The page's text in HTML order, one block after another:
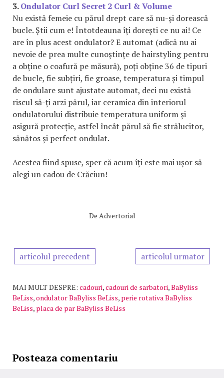
3.Ondulator Curl Secret 2 Curl & Volume
Nu există femeie cu părul drept care să nu-și dorească
bucle. Știi cum e! Întotdeauna îți dorești ce nu ai! Ce
are în plus acest ondulator? E automat (adică nu ai
nevoie de prea multe cunoștințe de hairstyling pentru
a obține o coafură pe măsură), poți obține 36 de tipuri
de bucle, fie subțiri, fie groase, temperatura și timpul
de ondulare sunt ajustate automat, deci nu există
riscul să-ți arzi părul, iar ceramica din interiorul
ondulatorului distribuie temperatura uniform și
asigură protecție, astfel încât părul să fie strălucitor,
sănătos și perfect ondulat.
Acestea fiind spuse, sper că acum îți este mai ușor să
alegi un cadou de Crăciun!
De Advertorial
articolul precedent articolul urmator
MAI MULT DESPRE: cadouri,cadouri de sarbatori,BaByliss
BeLiss,ondulator BaByliss BeLiss, perie rotativa BaByliss
BeLiss, placa de par BaByliss BeLiss
Posteaza comentariu